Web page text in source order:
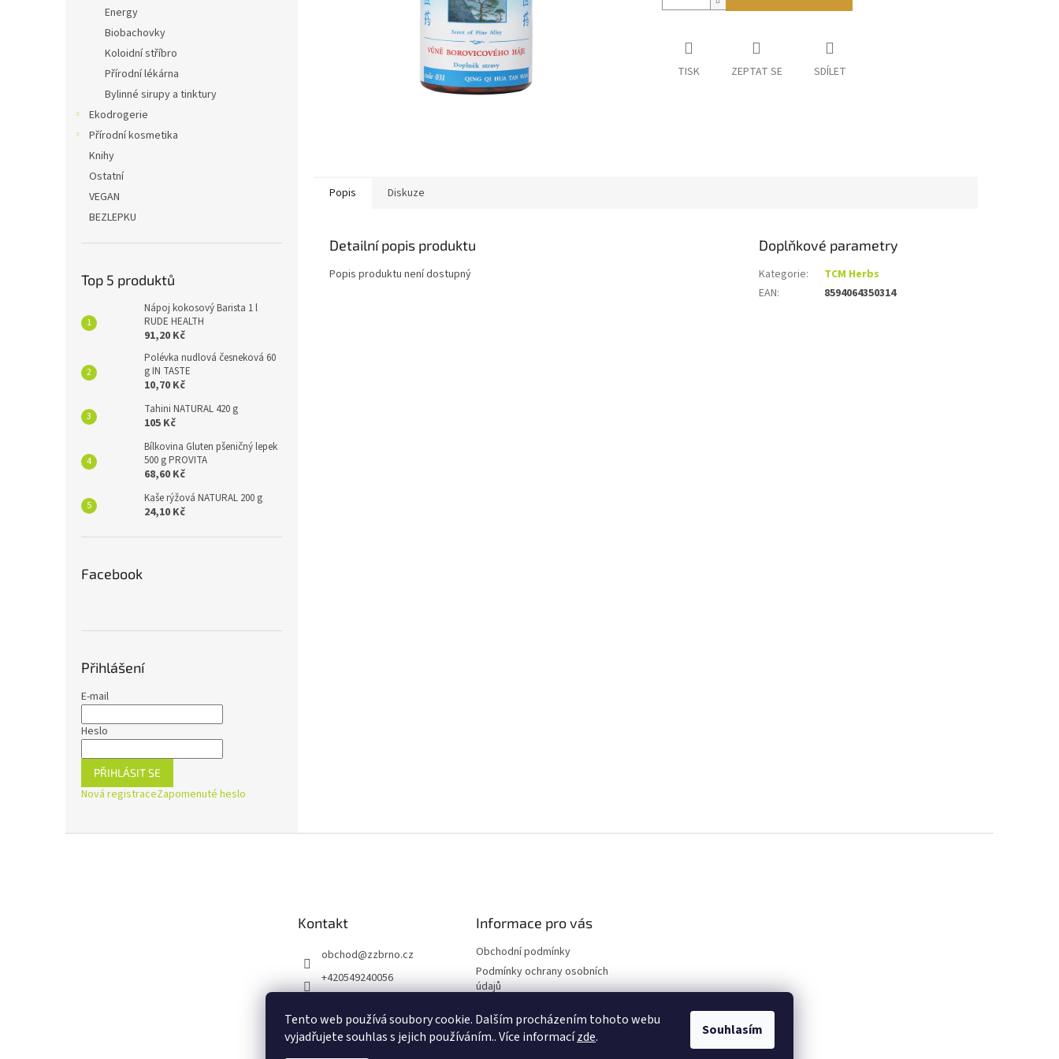
Tento web používá soubory cookie. Dalším procházením tohoto webu
vyjadřujete souhlas s jejich používáním.. Více informacízde. Souhlasím
Energy
Biobachovky
Koloidní stříbro
Přírodní lékárna
Bylinné sirupy a tinktury
Ekodrogerie
Přírodní kosmetika
Knihy
Ostatní
VEGAN
BEZLEPKU
Top 5 produktů
Nápoj kokosový Barista 1 l
RUDE HEALTH
91,20 Kč
Polévka nudlová česneková 60
g IN TASTE
10,70 Kč
Tahini NATURAL 420 g
105 Kč
Bílkovina Gluten pšeničný lepek
500 g PROVITA
68,60 Kč
Kaše rýžová NATURAL 200 g
24,10 Kč
Facebook
Přihlášení
E-mail
Heslo
PŘIHLÁSIT SE
Nová registraceZapomenuté heslo
TISK ZEPTAT SE SDÍLET
Popis Diskuze
Detailní popis produktu
Popis produktu není dostupný
Doplňkové parametry
Kategorie:
TCM Herbs
EAN: 8594064350314
Kontakt
obchod@zzbrno.cz
+420549240056
ejnaZdravyzivot
Informace pro vás
Obchodní podmínky
Podmínky ochrany osobních
údajů